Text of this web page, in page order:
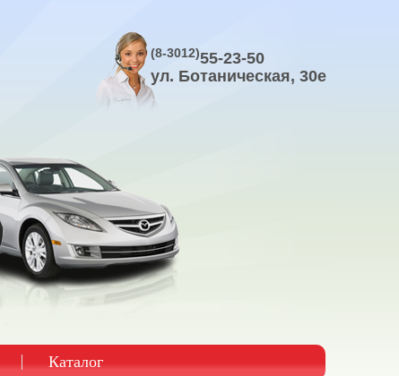
(8-3012)55-23-50
ул. Ботаническая, 30е
Каталог